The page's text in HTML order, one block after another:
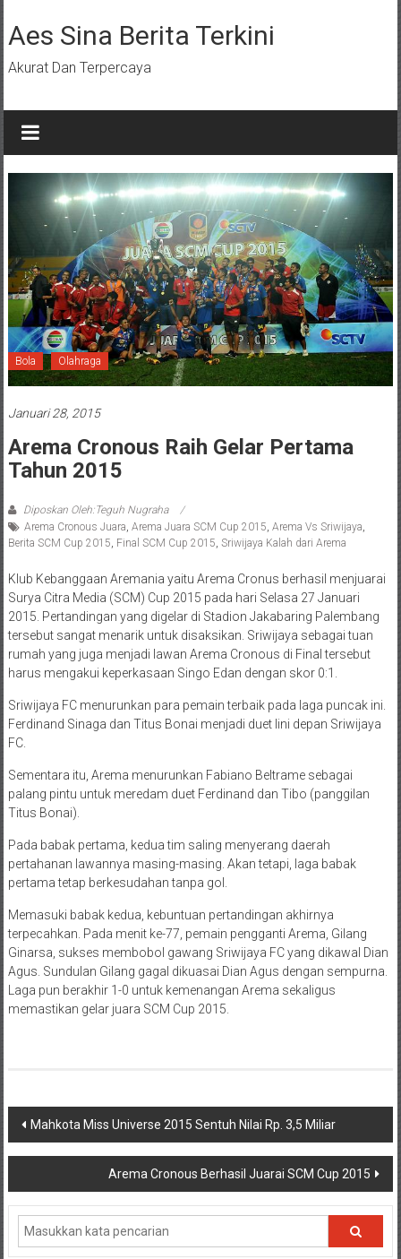
ke
konten
Aes Sina Berita Terkini
Akurat Dan Terpercaya
Bola Olahraga
Januari 28, 2015
Arema Cronous Raih Gelar Pertama
Tahun 2015
Diposkan Oleh:Teguh Nugraha
Arema Cronous Juara, Arema Juara SCM Cup 2015, Arema Vs Sriwijaya,
Berita SCM Cup 2015, Final SCM Cup 2015, Sriwijaya Kalah dari Arema
Klub Kebanggaan Aremania yaitu Arema Cronus berhasil menjuarai
Surya Citra Media (SCM) Cup 2015 pada hari Selasa 27 Januari
2015. Pertandingan yang digelar di Stadion Jakabaring Palembang
tersebut sangat menarik untuk disaksikan. Sriwijaya sebagai tuan
rumah yang juga menjadi lawan Arema Cronous di Final tersebut
harus mengakui keperkasaan Singo Edan dengan skor 0:1.
Sriwijaya FC menurunkan para pemain terbaik pada laga puncak ini.
Ferdinand Sinaga dan Titus Bonai menjadi duet lini depan Sriwijaya
FC.
Sementara itu, Arema menurunkan Fabiano Beltrame sebagai
palang pintu untuk meredam duet Ferdinand dan Tibo (panggilan
Titus Bonai).
Pada babak pertama, kedua tim saling menyerang daerah
pertahanan lawannya masing-masing. Akan tetapi, laga babak
pertama tetap berkesudahan tanpa gol.
Memasuki babak kedua, kebuntuan pertandingan akhirnya
terpecahkan. Pada menit ke-77, pemain pengganti Arema, Gilang
Ginarsa, sukses membobol gawang Sriwijaya FC yang dikawal Dian
Agus. Sundulan Gilang gagal dikuasai Dian Agus dengan sempurna.
Laga pun berakhir 1-0 untuk kemenangan Arema sekaligus
memastikan gelar juara SCM Cup 2015.
Navigasi
pos
Mahkota Miss Universe 2015 Sentuh Nilai Rp. 3,5 Miliar
Arema Cronous Berhasil Juarai SCM Cup 2015